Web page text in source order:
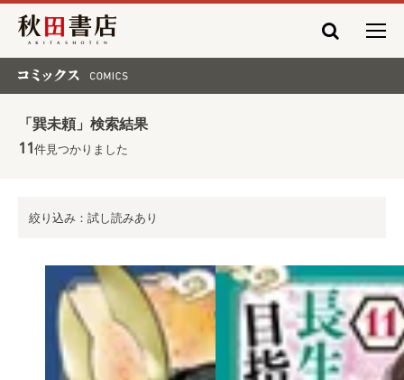
秋田書店
「巽未頼」検索結果
11件見つかりました
絞り込み：試し読みあり